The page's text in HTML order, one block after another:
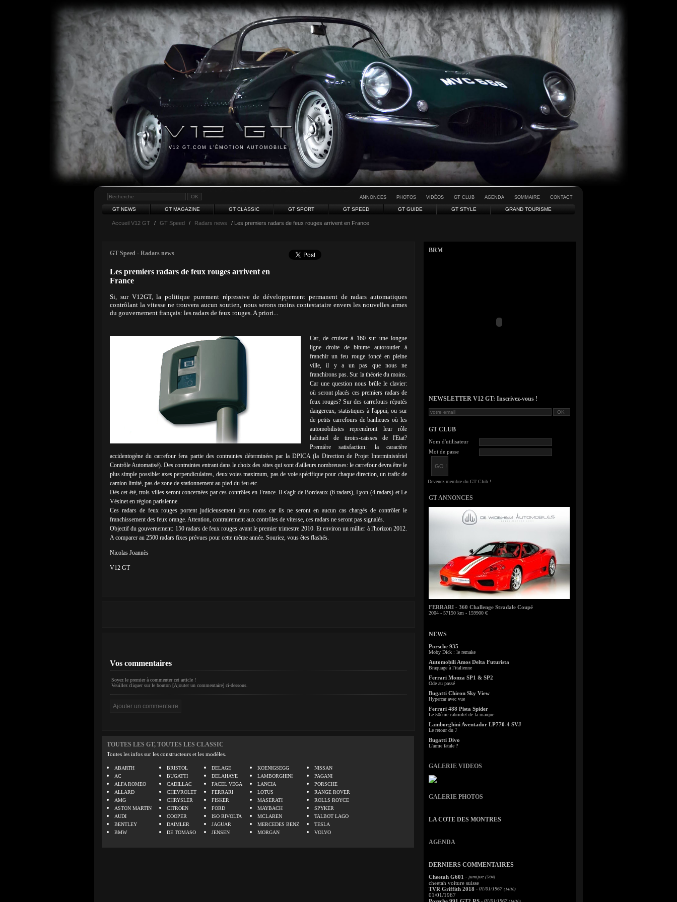
V12 GT.COM L'ÉMOTION AUTOMOBILE
ANNONCES PHOTOS VIDÉOS GT CLUB AGENDA SOMMAIRE CONTACT
GT NEWS GT MAGAZINE GT CLASSIC GT SPORT GT SPEED GT GUIDE GT STYLE GRAND TOURISME
Accueil V12 GT / GT Speed / Radars news / Les premiers radars de feux rouges arrivent en France
GT Speed - Radars news
Les premiers radars de feux rouges arrivent en
France
Si, sur V12GT, la politique purement répressive de développement permanent de radars automatiques
contrôlant la vitesse ne trouvera aucun soutien, nous serons moins contestataire envers les nouvelles armes
du gouvernement français: les radars de feux rouges. A priori...
Car, de cruiser à 160 sur une longue
ligne droite de bitume autoroutier à
franchir un feu rouge foncé en pleine
ville, il y a un pas que nous ne
franchirons pas. Sur la théorie du moins.
Car une question nous brûle le clavier:
où seront placés ces premiers radars de
feux rouges? Sur des carrefours réputés
dangereux, statistiques à l'appui, ou sur
de petits carrefours de banlieues où les
automobilistes reprendront leur rôle
habituel de tiroirs-caisses de l'Etat?
Première satisfaction: la caractère
accidentogène du carrefour fera partie des contraintes déterminées par la DPICA (la Direction de Projet Interministériel
Contrôle Automatisé). Des contraintes entrant dans le choix des sites qui sont d'ailleurs nombreuses: le carrefour devra être le
plus simple possible: axes perpendiculaires, deux voies maximum, pas de voie spécifique pour chaque direction, un trafic de
camion limité, pas de zone de stationnement au pied du feu etc.
Dès cet été, trois villes seront concernées par ces contrôles en France. Il s'agit de Bordeaux (6 radars), Lyon (4 radars) et Le
Vésinet en région parisienne.
Ces radars de feux rouges portent judicieusement leurs noms car ils ne seront en aucun cas chargés de contrôler le
franchissement des feux orange. Attention, contrairement aux contrôles de vitesse, ces radars ne seront pas signalés.
Objectif du gouvernement: 150 radars de feux rouges avant le premier trimestre 2010. Et environ un millier à l'horizon 2012.
A comparer au 2500 radars fixes prévues pour cette même année. Souriez, vous êtes flashés.
Nicolas Joannès
V12 GT
Vos commentaires
Soyez le premier à commenter cet article !
Veuillez cliquer sur le bouton [Ajouter un commentaire] ci-dessous.
TOUTES LES GT, TOUTES LES CLASSIC
Toutes les infos sur les constructeurs et les modèles.
ABARTH
AC
ALFA ROMEO
ALLARD
AMG
ASTON MARTIN
AUDI
BENTLEY
BMW
BRISTOL
BUGATTI
CADILLAC
CHEVROLET
CHRYSLER
CITROEN
COOPER
DAIMLER
DE TOMASO
DELAGE
DELAHAYE
FACEL VEGA
FERRARI
FISKER
FORD
ISO RIVOLTA
JAGUAR
JENSEN
KOENIGSEGG
LAMBORGHINI
LANCIA
LOTUS
MASERATI
MAYBACH
MCLAREN
MERCEDES BENZ
MORGAN
NISSAN
PAGANI
PORSCHE
RANGE ROVER
ROLLS ROYCE
SPYKER
TALBOT LAGO
TESLA
VOLVO
BRM
NEWSLETTER V12 GT: Inscrivez-vous !
GT CLUB
Nom d'utilisateur
Mot de passe
GT ANNONCES
FERRARI - 360 Challenge Stradale Coupé
2004 - 57150 km - 159900 €
NEWS
Porsche 935
Moby Dick : le remake
Automobili Amos Delta Futurista
Braquage à l'italienne
Ferrari Monza SP1 & SP2
Ode au passé
Bugatti Chiron Sky View
Hypercar avec vue
Ferrari 488 Pista Spider
Le 50ème cabriolet de la marque
Lamborghini Aventador LP770-4 SVJ
Le retour du J
Bugatti Divo
L'arme fatale ?
GALERIE VIDEOS
GALERIE PHOTOS
LA COTE DES MONTRES
AGENDA
DERNIERS COMMENTAIRES
Cheetah G601 - jamijoe (5/04)
cheetah voiture suisse
TVR Griffith 2018 - 01/01/1967 (14/10)
01/01/1967
- 01/01/1967